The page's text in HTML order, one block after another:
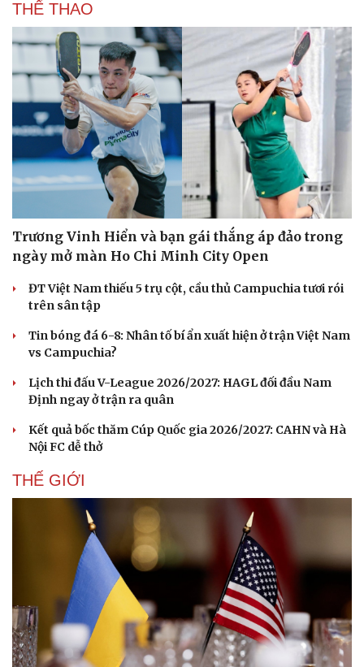
Doanh nghiệp
Thông tin doanh nghiệp
Doanh nghiệp 24h
Công nghệ
Sành điệu
Tin Công nghệ
Chuyển đổi số
THỂ THAO
Trương Vinh Hiển và bạn gái thắng áp đảo trong
ngày mở màn Ho Chi Minh City Open
ĐT Việt Nam thiếu 5 trụ cột, cầu thủ Campuchia tươi rói
trên sân tập
Tin bóng đá 6-8: Nhân tố bí ẩn xuất hiện ở trận Việt Nam
vs Campuchia?
Lịch thi đấu V-League 2026/2027: HAGL đối đầu Nam
Định ngay ở trận ra quân
Kết quả bốc thăm Cúp Quốc gia 2026/2027: CAHN và Hà
Nội FC dễ thở
THẾ GIỚI